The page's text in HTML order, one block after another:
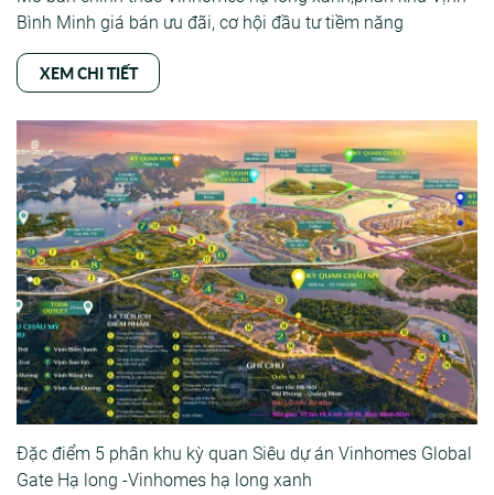
Bình Minh giá bán ưu đãi, cơ hội đầu tư tiềm năng
XEM CHI TIẾT
Đặc điểm 5 phân khu kỳ quan Siêu dự án Vinhomes Global
Gate Hạ long -Vinhomes hạ long xanh